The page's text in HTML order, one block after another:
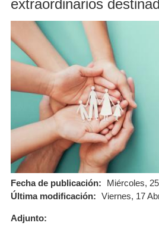
extraordinarios
Fecha de publicación:
Miércoles,
Última modificación: Viernes, 17
Adjunto: